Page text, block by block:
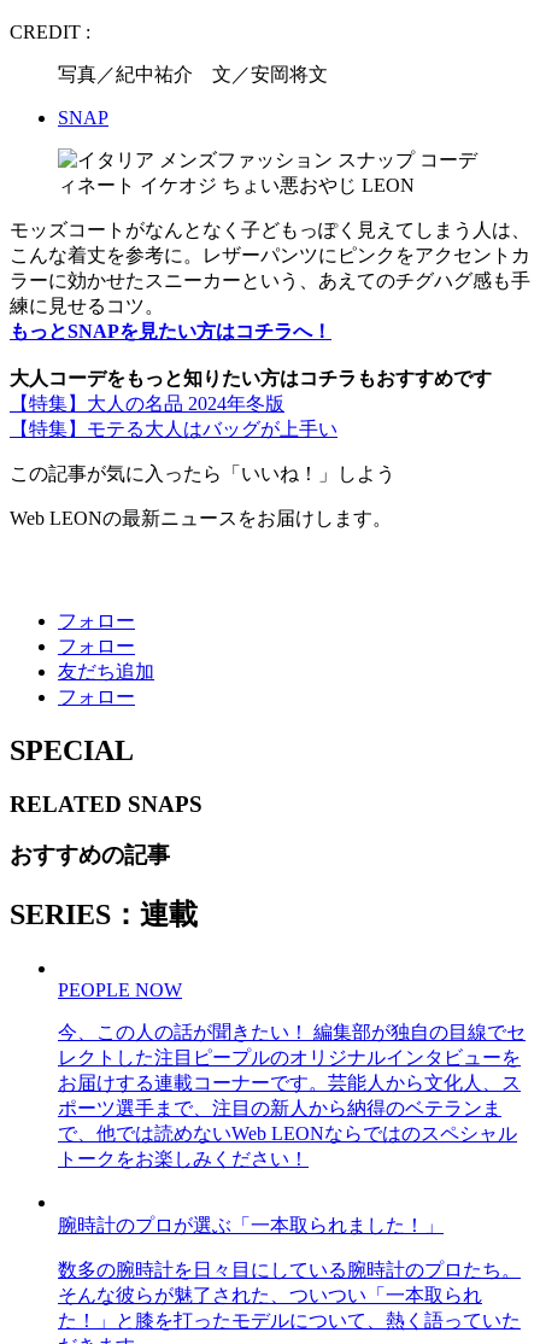
CREDIT :
写真／紀中祐介 文／安岡将文
SNAP
モッズコートがなんとなく子どもっぽく見えてしまう人は、
こんな着丈を参考に。レザーパンツにピンクをアクセントカ
ラーに効かせたスニーカーという、あえてのチグハグ感も手
練に見せるコツ。
もっとSNAPを見たい方はコチラへ！
大人コーデをもっと知りたい方はコチラもおすすめです
【特集】大人の名品 2024年冬版
【特集】モテる大人はバッグが上手い
この記事が気に入ったら「いいね！」しよう
Web LEONの最新ニュースをお届けします。
フォロー
フォロー
友だち追加
フォロー
SPECIAL
RELATED SNAPS
おすすめの記事
SERIES：連載
PEOPLE NOW
今、この人の話が聞きたい！ 編集部が独自の目線でセ
レクトした注目ピープルのオリジナルインタビューを
お届けする連載コーナーです。芸能人から文化人、ス
ポーツ選手まで、注目の新人から納得のベテランま
で、他では読めないWeb LEONならではのスペシャル
トークをお楽しみください！
腕時計のプロが選ぶ「一本取られました！」
数多の腕時計を日々目にしている腕時計のプロたち。
そんな彼らが魅了された、ついつい「一本取られ
た！」と膝を打ったモデルについて、熱く語っていた